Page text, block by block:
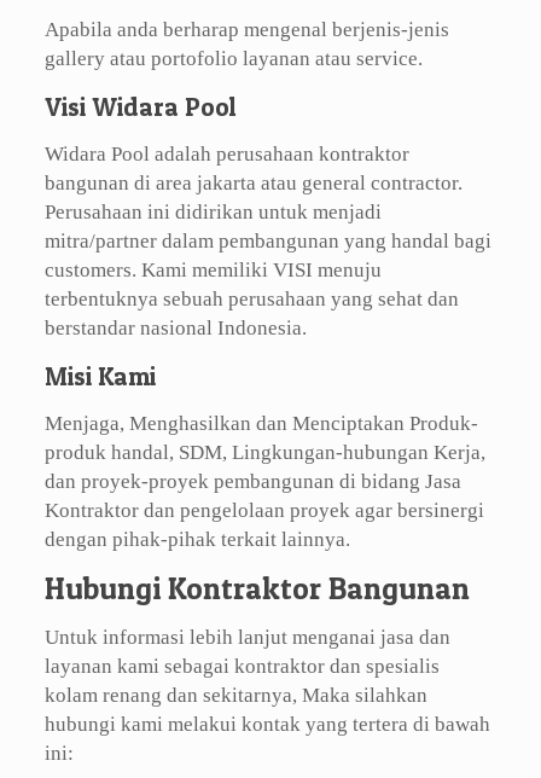
Apabila anda berharap mengenal berjenis-jenis
gallery atau portofolio layanan atau service.
Visi Widara Pool
Widara Pool adalah perusahaan kontraktor
bangunan di area jakarta atau general contractor.
Perusahaan ini didirikan untuk menjadi
mitra/partner dalam pembangunan yang handal bagi
customers. Kami memiliki VISI menuju
terbentuknya sebuah perusahaan yang sehat dan
berstandar nasional Indonesia.
Misi Kami
Menjaga, Menghasilkan dan Menciptakan Produk-
produk handal, SDM, Lingkungan-hubungan Kerja,
dan proyek-proyek pembangunan di bidang Jasa
Kontraktor dan pengelolaan proyek agar bersinergi
dengan pihak-pihak terkait lainnya.
Hubungi Kontraktor Bangunan
Untuk informasi lebih lanjut menganai jasa dan
layanan kami sebagai kontraktor dan spesialis
kolam renang dan sekitarnya, Maka silahkan
hubungi kami melakui kontak yang tertera di bawah
ini: